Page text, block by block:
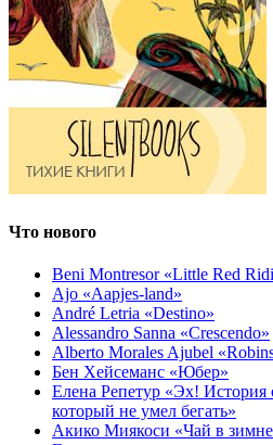
Что нового
Beni Montresor «Little Red
Ajo «Aapjes-land»
André Letria «Destino»
Alessandro Sanna «Crescendo»
Alberto Morales Ajubel
Бен Хейсеманс «Юбер»
Елена Репетур «Эх! История
который не умел бегать»
Акико Миякоси «Чай в